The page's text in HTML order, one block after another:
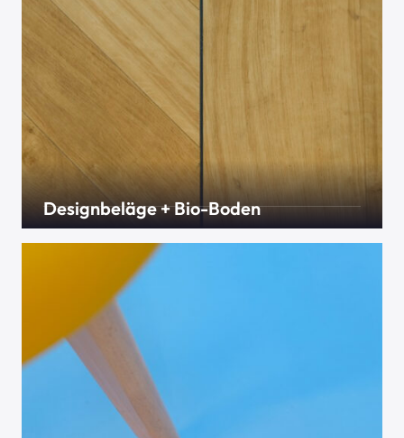
Designbeläge + Bio-Boden
Vinylbeläge – die Allrounder im Fußbodenbereich.
Preisgünstig, langlebig und im richtigen Design
trotzdem sehr schick anzusehen. Auch in Bio bei
uns erhältlich.